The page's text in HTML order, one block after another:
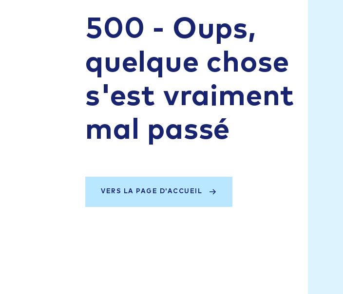
500 - Oups,
quelque chose
s'est vraiment
mal passé
VERS LA PAGE D'ACCUEIL